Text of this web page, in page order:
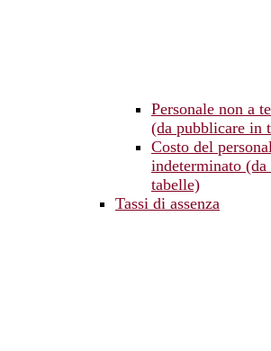
Personale non a
(da pubblicare in
Costo del
indeterminato
tabelle)
Tassi di assenza